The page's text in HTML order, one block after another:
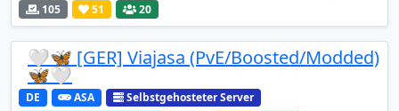
105
51 20
🤍🦋 [GER] Viajasa (PvE/Boosted/Modded)
🦋🤍
DE ASA
Selbstgehosteter Server